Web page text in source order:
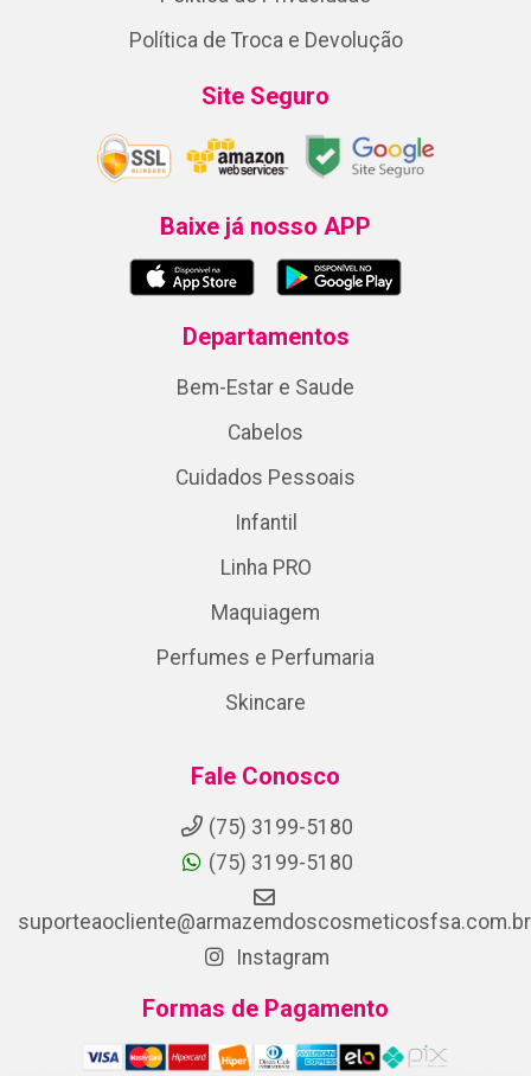
Política de Troca e Devolução
Site Seguro
Baixe já nosso APP
Departamentos
Bem-Estar e Saude
Cabelos
Cuidados Pessoais
Infantil
Linha PRO
Maquiagem
Perfumes e Perfumaria
Skincare
Fale Conosco
(75) 3199-5180
(75) 3199-5180
suporteaocliente@armazemdoscosmeticosfsa.com.br
Instagram
Formas de Pagamento